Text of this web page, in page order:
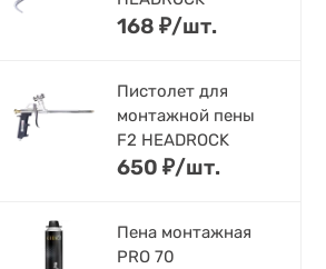
168 ₽/шт.
Пистолет для
монтажной пены
F2 HEADROCK
650 ₽/шт.
Пена монтажная
PRO 70